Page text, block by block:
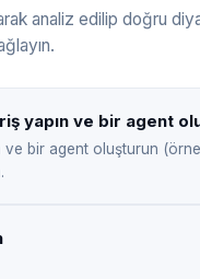
analiz edilip doğru
yapın ve bir agent
bir agent oluşturun